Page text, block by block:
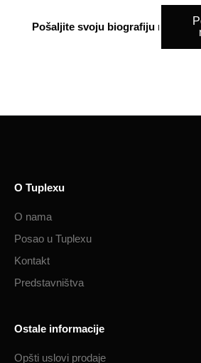
Pošaljite svoju biografiju na
O Tuplexu
O nama
Posao u Tuplexu
Kontakt
Predstavništva
Ostale informacije
Opšti uslovi prodaje